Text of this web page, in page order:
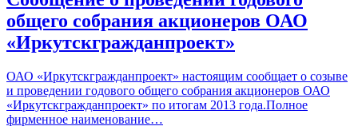
общего собрания акционеров ОАО
«Иркутскгражданпроект»
ОАО «Иркутскгражданпроект» настоящим сообщает о созыве
и проведении годового общего собрания акционеров ОАО
«Иркутскгражданпроект» по итогам 2013 года.Полное
фирменное наименование…